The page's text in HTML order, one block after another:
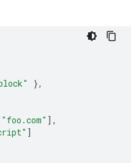
},
"foo.com" ],
]